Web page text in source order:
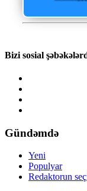
Bizi sosial
Gündəmdə
Yeni
Populyar
Redaktorun